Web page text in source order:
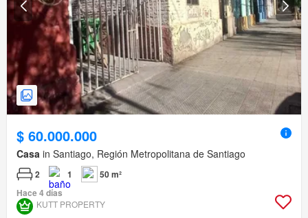
$ 60.000.000
Casa in Santiago, Región Metropolitana de Santiago
2 1
50 m²
Hace 4 días
KUTT PROPERTY